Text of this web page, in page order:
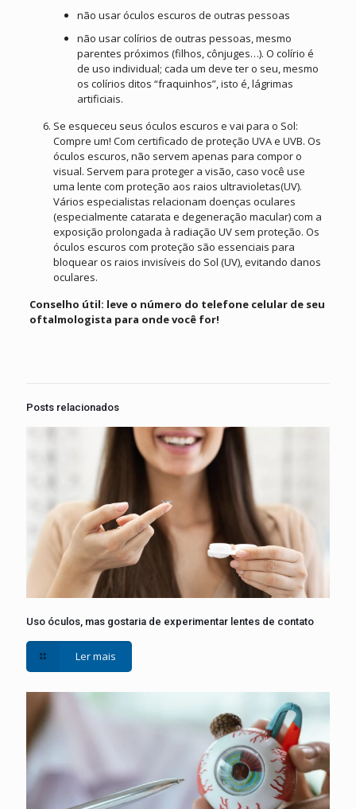
não usar óculos escuros de outras pessoas
não usar colírios de outras pessoas, mesmo
parentes próximos (filhos, cônjuges…). O colírio é
de uso individual; cada um deve ter o seu, mesmo
os colírios ditos “fraquinhos”, isto é, lágrimas
artificiais.
Se esqueceu seus óculos escuros e vai para o Sol:
Compre um! Com certificado de proteção UVA e UVB. Os
óculos escuros, não servem apenas para compor o
visual. Servem para proteger a visão, caso você use
uma lente com proteção aos raios ultravioletas(UV).
Vários especialistas relacionam doenças oculares
(especialmente catarata e degeneração macular) com a
exposição prolongada à radiação UV sem proteção. Os
óculos escuros com proteção são essenciais para
bloquear os raios invisíveis do Sol (UV), evitando danos
oculares.
Conselho útil: leve o número do telefone celular de seu
oftalmologista para onde você for!
Posts relacionados
Uso óculos, mas gostaria de experimentar lentes de contato
Ler mais